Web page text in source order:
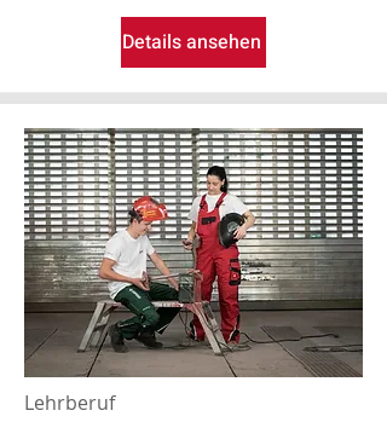
Details ansehen
Lehrberuf